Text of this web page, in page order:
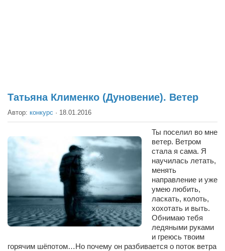
Выборы
Традиции
Опросы
Экология
Здоровье
Здоровый образ жизни
Активный отдых
Татьяна Клименко (Дуновение). Ветер
Автор: конкурс · 18.01.2016
Ты поселил во мне
ветер. Ветром
стала я сама. Я
научилась летать,
менять
направление и уже
умею любить,
ласкать, колоть,
хохотать и выть.
Обнимаю тебя
ледяными руками
и греюсь твоим
горячим шёпотом…Но почему он разбивается о поток ветра